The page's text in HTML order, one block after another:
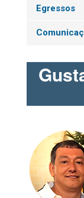
Egressos